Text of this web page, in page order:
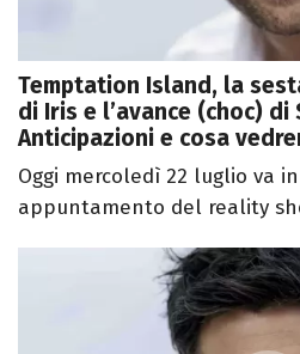
Temptation Island, la
di Iris e l’avance (choc) di
Anticipazioni e cosa
Oggi mercoledì 22 luglio va
appuntamento del reality